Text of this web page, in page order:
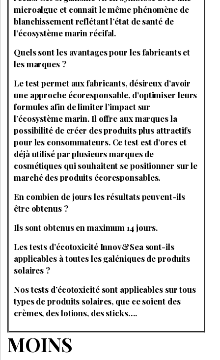
microalgue et connaît le même phénomène de
blanchissement reflétant l’état de santé de
l’écosystème marin récifal.
Quels sont les avantages pour les fabricants et
les marques ?
Le test permet aux fabricants, désireux d’avoir
une approche écoresponsable, d’optimiser leurs
formules afin de limiter l’impact sur
l’écosystème marin. Il offre aux marques la
possibilité de créer des produits plus attractifs
pour les consommateurs. Ce test est d’ores et
déjà utilisé par plusieurs marques de
cosmétiques qui souhaitent se positionner sur le
marché des produits écoresponsables.
En combien de jours les résultats peuvent-ils
être obtenus ?
Ils sont obtenus en maximum 14 jours.
Les tests d’écotoxicité Innov&Sea sont-ils
applicables à toutes les galéniques de produits
solaires ?
Nos tests d’écotoxicité sont applicables sur tous
types de produits solaires, que ce soient des
crèmes, des lotions, des sticks….
MOINS